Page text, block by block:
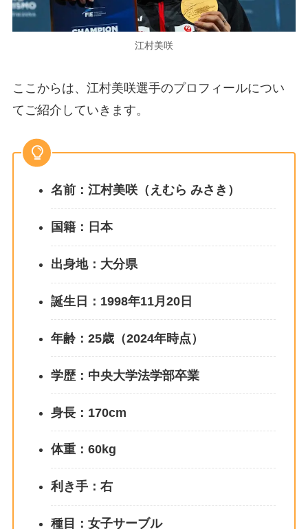
江村美咲
ここからは、江村美咲選手のプロフィールについ
てご紹介していきます。
名前：江村美咲（えむら みさき）
国籍：日本
出身地：大分県
誕生日：1998年11月20日
年齢：25歳（2024年時点）
学歴：中央大学法学部卒業
身長：170cm
体重：60kg
利き手：右
種目：女子サーブル